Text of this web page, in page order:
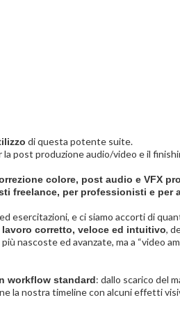
di questa potente suite.
la post produzione audio/video e il
colore, post audio e VFX
freelance, per professionisti e per
esercitazioni, e ci siamo accorti di
corretto, veloce ed intuitivo,
nascoste ed avanzate, ma a “video
workflow standard: dallo scarico del
la nostra timeline con alcuni effetti